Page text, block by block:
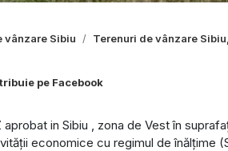
vânzare Sibiu Terenuri de vânzare
pe Facebook
aprobat in Sibiu , zona de Vest în
economice cu regimul de înălțime